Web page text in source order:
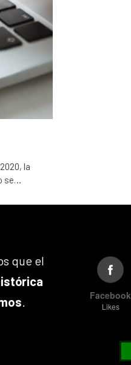
la
que el
Facebook
Likes